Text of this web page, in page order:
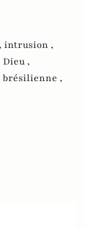
intrusion ,
,
brésilienne ,